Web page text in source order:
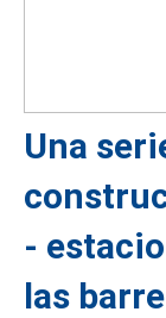
Una
-
las